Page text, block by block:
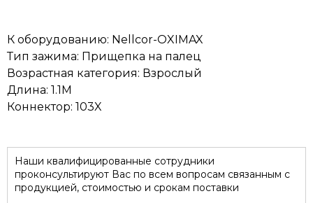
К оборудованию: Nellcor-OXIMAX
Тип зажима: Прищепка на палец
Возрастная категория: Взрослый
Длина: 1.1M
Коннектор: 103X
Наши квалифицированные сотрудники
проконсультируют Вас по всем вопросам связанным с
продукцией, стоимостью и срокам поставки